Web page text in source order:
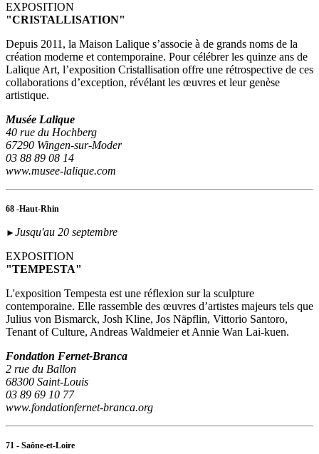
EXPOSITION
"CRISTALLISATION"
Depuis 2011, la Maison Lalique s’associe à de grands noms de la
création moderne et contemporaine. Pour célébrer les quinze ans de
Lalique Art, l’exposition Cristallisation offre une rétrospective de ces
collaborations d’exception, révélant les œuvres et leur genèse
artistique.
Musée Lalique
40 rue du Hochberg
67290 Wingen-sur-Moder
03 88 89 08 14
www.musee-lalique.com
68 -Haut-Rhin
► Jusqu'au 20 septembre
EXPOSITION
"TEMPESTA"
L'exposition Tempesta est une réflexion sur la sculpture
contemporaine. Elle rassemble des œuvres d’artistes majeurs tels que
Julius von Bismarck, Josh Kline, Jos Näpflin, Vittorio Santoro,
Tenant of Culture, Andreas Waldmeier et Annie Wan Lai-kuen.
Fondation Fernet-Branca
2 rue du Ballon
68300 Saint-Louis
03 89 69 10 77
www.fondationfernet-branca.org
71 - Saône-et-Loire